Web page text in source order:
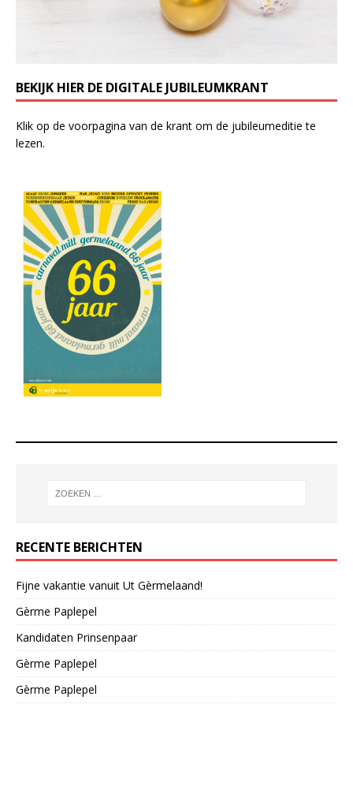
BEKIJK HIER DE DIGITALE JUBILEUMKRANT
Klik op de voorpagina van de krant om de jubileumeditie te
lezen.
RECENTE BERICHTEN
Fijne vakantie vanuit Ut Gèrmelaand!
Gèrme Paplepel
Kandidaten Prinsenpaar
Gèrme Paplepel
Gèrme Paplepel